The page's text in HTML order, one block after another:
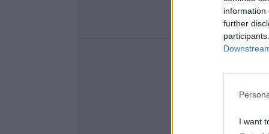
information
further
I want